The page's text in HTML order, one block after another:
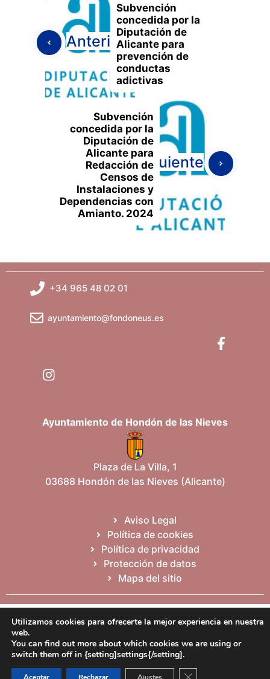
Anterior
Subvención
concedida por la
Diputación de
Alicante para
prevención de
conductas
adictivas
Subvención
concedida por la
Diputación de
Alicante para
Redacción de
Censos de
Instalaciones y
Dependencias con
Amianto. 2024
Siguiente
+34 965 48 02 01
ayuntamiento@fondoneus.es
Ayuntamiento de Hondón de las Nieves
Plaza de La Villa, 1
03688 Hondón de las Nieves (Alicante)
Aviso Legal
Política de cookies
Política de privacidad
Protección de datos
Mapa del sitio
Utilizamos cookies para ofrecerte la mejor experiencia en nuestra
web.
You can find out more about which cookies we are using or
switch them off in {setting]settings{/setting].
Cerrar el banner de
Español Valencià English